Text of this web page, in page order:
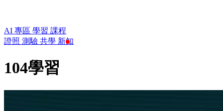
AI 專區 學習 課程
證照 測驗 共學 新知
104學習